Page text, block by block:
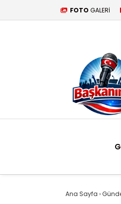
FOTO GALERİ
Ana Sayfa ›